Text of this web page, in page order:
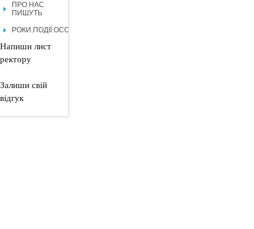
ПРО НАС
ПИШУТЬ
РОКИ.ПОДІЇ.ОСОБИСТОСТІ.
Напиши лист
ректору
Залиши свій
відгук